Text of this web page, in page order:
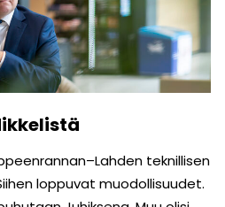
teknillisen
loppuvat muodollisuudet.